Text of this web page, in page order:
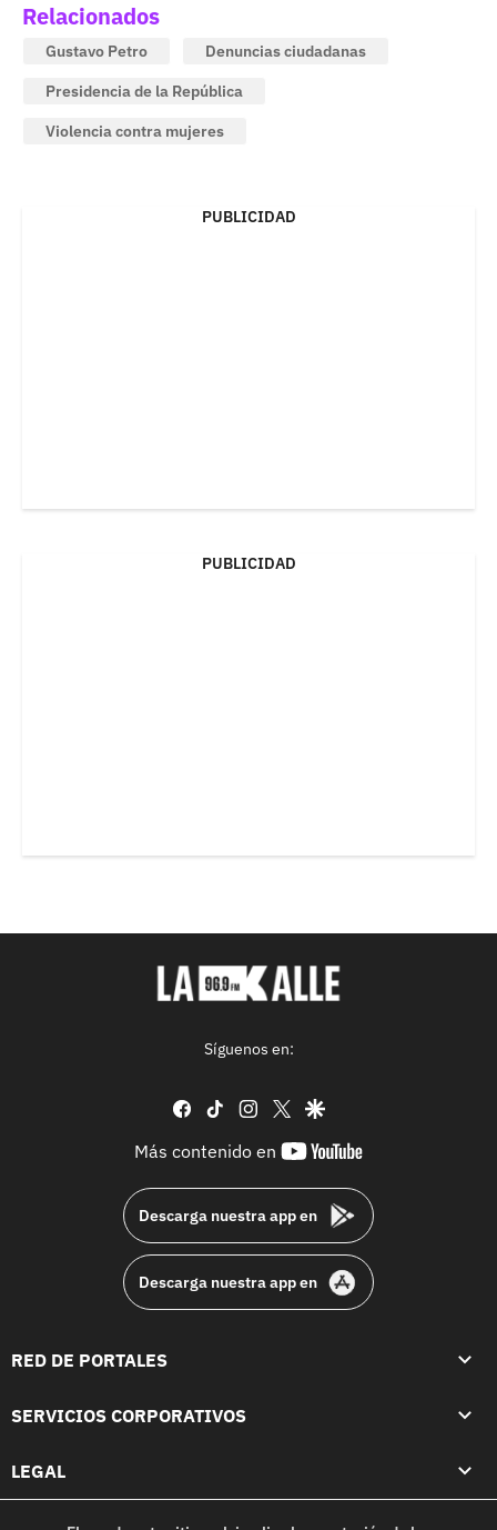
Relacionados
Gustavo Petro
Denuncias ciudadanas
Presidencia de la República
Violencia contra mujeres
PUBLICIDAD
PUBLICIDAD
Síguenos en:
facebook
tiktok instagram
twittergoogle
Más contenido en
youtube-
Descarga nuestra app en
Descarga nuestra app en
RED DE PORTALES
SERVICIOS CORPORATIVOS
LEGAL